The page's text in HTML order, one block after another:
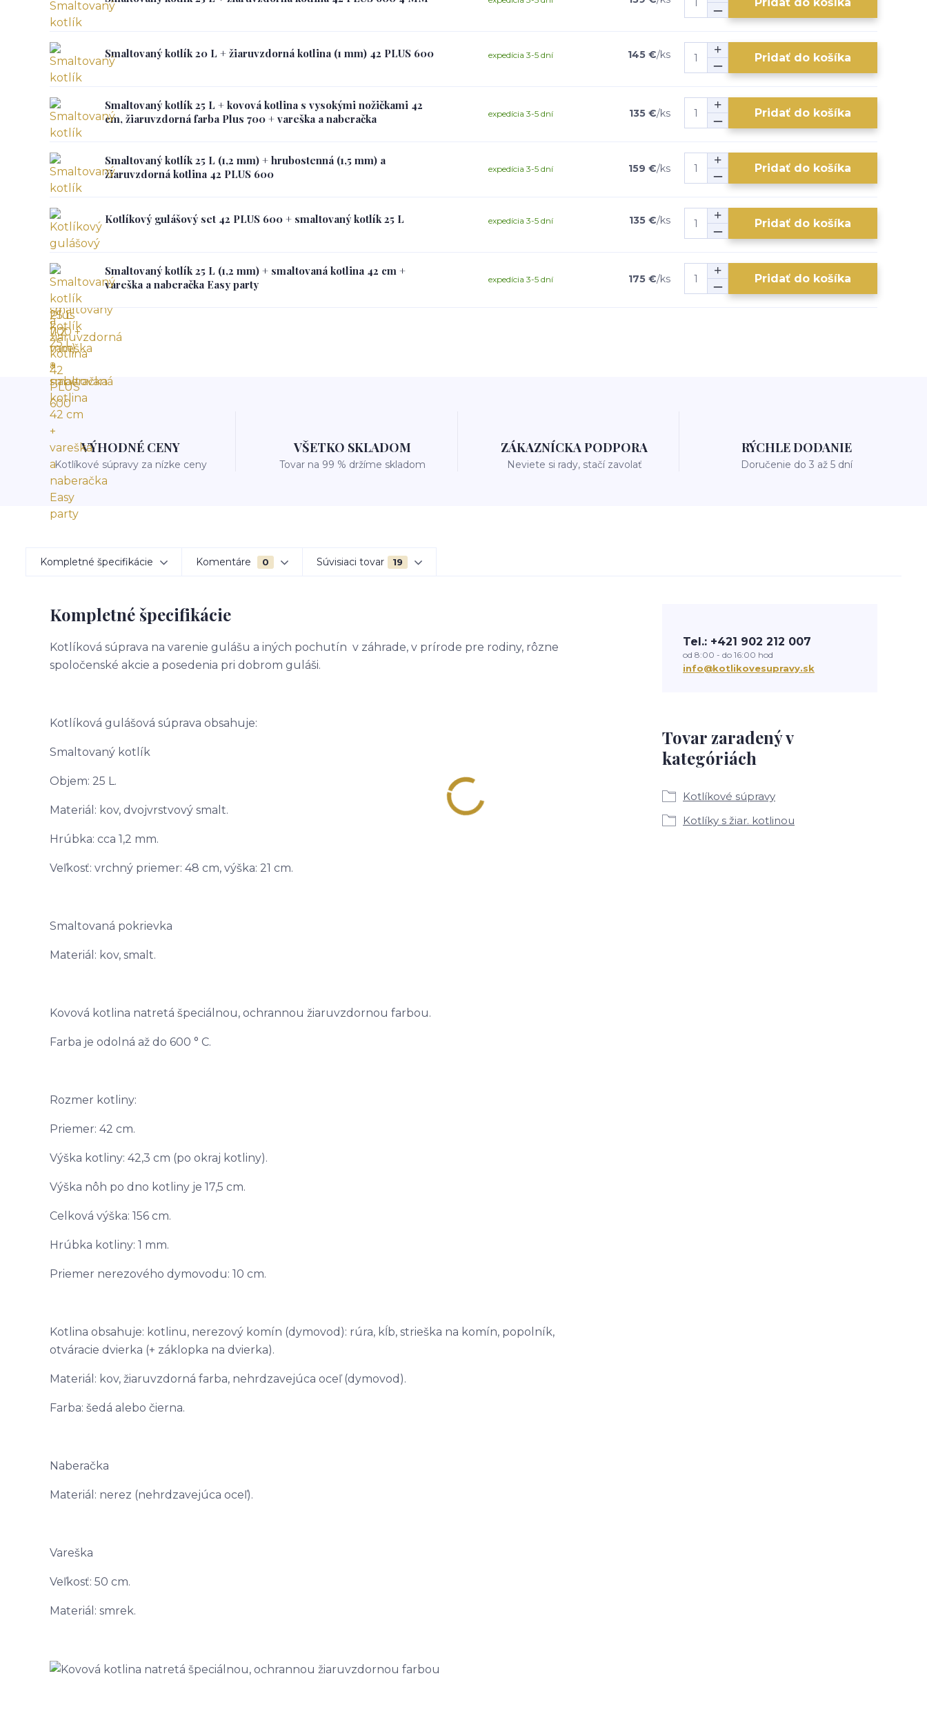
Smaltovaný kotlík 20 L + žiaruvzdorná kotlina (1 mm) 42 PLUS 600 145 €/ks
expedícia 3-5 dní Pridať do košíka
Smaltovaný kotlík 25 L + kovová kotlina s vysokými nožičkami 42
cm, žiaruvzdorná farba Plus 700 + vareška a naberačka
135 €/ks
expedícia 3-5 dní Pridať do košíka
Smaltovaný kotlík 25 L (1,2 mm) + hrubostenná (1,5 mm) a
žiaruvzdorná kotlina 42 PLUS 600
159 €/ks
expedícia 3-5 dní Pridať do košíka
Kotlíkový gulášový set 42 PLUS 600 + smaltovaný kotlík 25 L 135 €/ks
expedícia 3-5 dní Pridať do košíka
Smaltovaný kotlík 25 L (1,2 mm) + smaltovaná kotlina 42 cm +
vareška a naberačka Easy party
175 €/ks
expedícia 3-5 dní Pridať do košíka
VÝHODNÉ CENY
Kotlíkové súpravy za nízke ceny
VŠETKO SKLADOM
Tovar na 99 % držíme skladom
ZÁKAZNÍCKA PODPORA
Neviete si rady, stačí zavolať
RÝCHLE DODANIE
Doručenie do 3 až 5 dní
Kompletné špecifikácie Komentáre 0 Súvisiaci tovar 19
Kompletné špecifikácie
Kotlíková súprava na varenie gulášu a iných pochutín v záhrade, v prírode pre rodiny, rôzne
spoločenské akcie a posedenia pri dobrom guláši.
Kotlíková gulášová súprava obsahuje:
Smaltovaný kotlík
Objem: 25 L.
Materiál: kov, dvojvrstvový smalt.
Hrúbka: cca 1,2 mm.
Veľkosť: vrchný priemer: 48 cm, výška: 21 cm.
Smaltovaná pokrievka
Materiál: kov, smalt.
Kovová kotlina natretá špeciálnou, ochrannou žiaruvzdornou farbou.
Farba je odolná až do 600 ° C.
Rozmer kotliny:
Priemer: 42 cm.
Výška kotliny: 42,3 cm (po okraj kotliny).
Výška nôh po dno kotliny je 17,5 cm.
Celková výška: 156 cm.
Hrúbka kotliny: 1 mm.
Priemer nerezového dymovodu: 10 cm.
Kotlina obsahuje: kotlinu, nerezový komín (dymovod): rúra, kĺb, strieška na komín, popolník,
otváracie dvierka (+ záklopka na dvierka).
Materiál: kov, žiaruvzdorná farba, nehrdzavejúca oceľ (dymovod).
Farba: šedá alebo čierna.
Naberačka
Materiál: nerez (nehrdzavejúca oceľ).
Vareška
Veľkosť: 50 cm.
Materiál: smrek.
Tovar zaradený v
kategóriách
Kotlíkové súpravy
Kotlíky s žiar. kotlinou
Tel.: +421 902 212 007
od 8:00 - do 16:00 hod
info@kotlikovesupravy.sk